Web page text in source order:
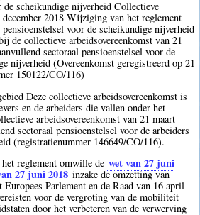
scheikundige nijverheid Collectieve
december 2018 Wijziging van het reglement
voor de scheikundige nijverheid
de collectieve arbeidsovereenkomst van 21
sectoraal pensioenstelsel voor de
nijverheid (Overeenkomst geregistreerd op 21
150122/CO/116)
Deze collectieve arbeidsovereenkomst is
en de arbeiders die vallen onder het
arbeidsovereenkomst van 21 maart
sectoraal pensioenstelsel voor de arbeiders
(registratienummer 146649/CO/116).
reglement omwille de wet van 27 juni
27 juni 2018 inzake de omzetting van
Parlement en de Raad van 16 april
voor de vergroting van de mobiliteit
door het verbeteren van de verwerving